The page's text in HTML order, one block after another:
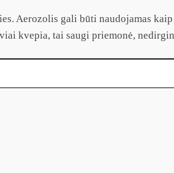
Aerozolis gali būti naudojamas kaip
kvepia, tai saugi priemonė,